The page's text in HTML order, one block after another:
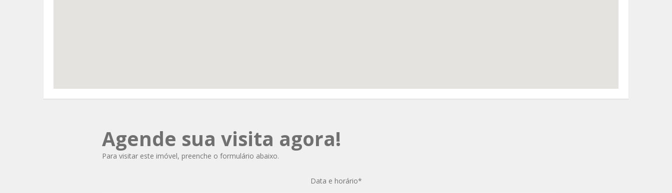
Agende sua visita agora!
Para visitar este imóvel, preenche o formulário abaixo.
Data e horário*